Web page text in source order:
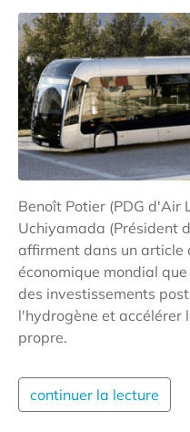
Benoît Potier (PDG d'Air
Uchiyamada (Président
affirment dans un article
économique mondial
des investissements
l'hydrogène et accélérer
propre.
continuer la lecture